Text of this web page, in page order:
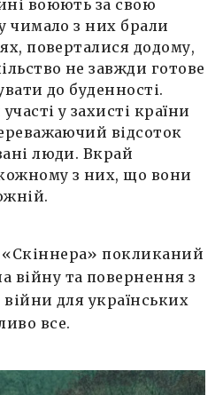
воюють за свою
чимало з них брали
поверталися додому,
не завжди готове
до буденності.
у захисті країни
відсоток
люди. Вкрай
з них, що вони
«Скіннера» покликаний
війну та повернення з
війни для українських
все.